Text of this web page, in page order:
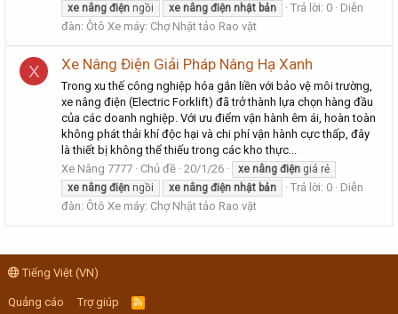
xe nâng điện ngồi xe nâng điện nhật bản Trả lời: 0
Diễn
đàn: Ôtô Xe máy: Chợ Nhật tảo Rao vặt
X Xe Nâng Điện Giải Pháp Nâng Hạ Xanh
Trong xu thế công nghiệp hóa gắn liền với bảo vệ môi trường,
xe nâng điện (Electric Forklift) đã trở thành lựa chọn hàng đầu
của các doanh nghiệp. Với ưu điểm vận hành êm ái, hoàn toàn
không phát thải khí độc hại và chi phí vận hành cực thấp, đây
là thiết bị không thể thiếu trong các kho thực...
Xe Nâng 7777
Chủ đề 20/1/26 xe nâng điện giá rẻ
xe nâng điện ngồi xe nâng điện nhật bản Trả lời: 0
Diễn
đàn: Ôtô Xe máy: Chợ Nhật tảo Rao vặt
Tiếng Việt (VN)
Quảng cáo Trợ giúp
R